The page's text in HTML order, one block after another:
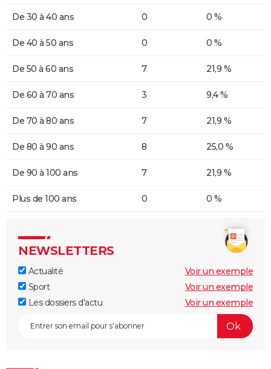
De 30 à 40 ans 0 0 %
De 40 à 50 ans 0 0 %
De 50 à 60 ans 7 21,9 %
De 60 à 70 ans 3 9,4 %
De 70 à 80 ans 7 21,9 %
De 80 à 90 ans 8 25,0 %
De 90 à 100 ans 7 21,9 %
Plus de 100 ans 0 0 %
NEWSLETTERS
Actualité
Voir un exemple
Sport
Voir un exemple
Les dossiers d'actu
Voir un exemple